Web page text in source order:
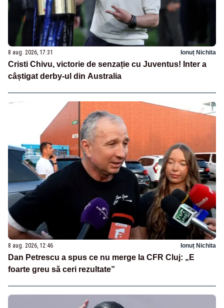
8 aug. 2026, 17:31 Ionuț Nichita
Cristi Chivu, victorie de senzație cu Juventus! Inter a
câștigat derby-ul din Australia
8 aug. 2026, 12:46 Ionuț Nichita
Dan Petrescu a spus ce nu merge la CFR Cluj: „E
foarte greu să ceri rezultate”